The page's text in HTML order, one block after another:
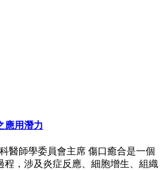
應用潛力
醫師學委員會主席 傷口癒合是一個
程，涉及炎症反應、細胞增生、組織